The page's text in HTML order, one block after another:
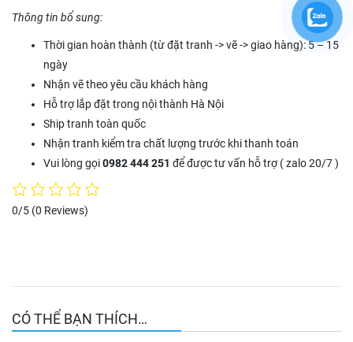
Thông tin bổ sung:
Thời gian hoàn thành (từ đặt tranh -> vẽ -> giao hàng): 5 – 15
ngày
Nhận vẽ theo yêu cầu khách hàng
Hỗ trợ lắp đặt trong nội thành Hà Nội
Ship tranh toàn quốc
Nhận tranh kiểm tra chất lượng trước khi thanh toán
Vui lòng gọi0982 444 251 để được tư vấn hỗ trợ ( zalo 20/7 )
0/5 (0 Reviews)
CÓ THỂ BẠN THÍCH…